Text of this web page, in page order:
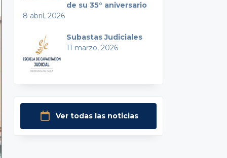
de su 35° aniversario
8 abril, 2026
Subastas Judiciales
11 marzo, 2026
Ver todas las noticias